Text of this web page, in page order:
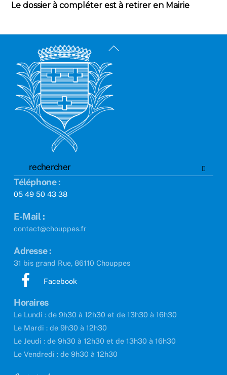
Le dossier à compléter est à retirer en Mairie
Back
Téléphone :
05 49 50 43 38
E-Mail :
contact@chouppes.fr
Adresse :
31 bis grand Rue, 86110 Chouppes
Facebook
Horaires
Le Lundi : de 9h30 à 12h30 et de 13h30 à 16h30
Le Mardi : de 9h30 à 12h30
Le Jeudi : de 9h30 à 12h30 et de 13h30 à 16h30
Le Vendredi : de 9h30 à 12h30